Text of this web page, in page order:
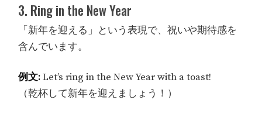
3. Ring in the New Year
「新年を迎える」という表現で、祝いや期待感を
含んでいます。
例文:Let’s ring in the New Year with a toast!
（乾杯して新年を迎えましょう！）